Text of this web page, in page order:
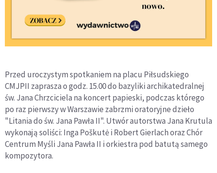
Przed uroczystym spotkaniem na placu Piłsudskiego
CMJPII zaprasza o godz. 15.00 do bazyliki archikatedralnej
św. Jana Chrzciciela na koncert papieski, podczas którego
po raz pierwszy w Warszawie zabrzmi oratoryjne dzieło
"Litania do św. Jana Pawła II". Utwór autorstwa Jana Krutula
wykonają soliści: Inga Poškutė i Robert Gierlach oraz Chór
Centrum Myśli Jana Pawła II i orkiestra pod batutą samego
kompozytora.